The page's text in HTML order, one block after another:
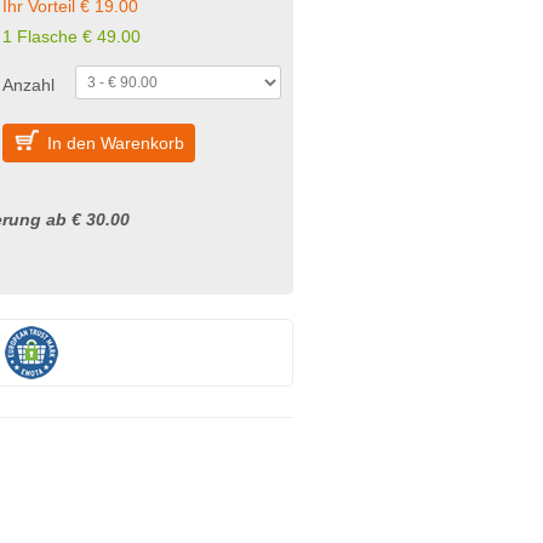
Ihr Vorteil € 19.00
1 Flasche € 49.00
Anzahl
In den Warenkorb
ab € 30.00